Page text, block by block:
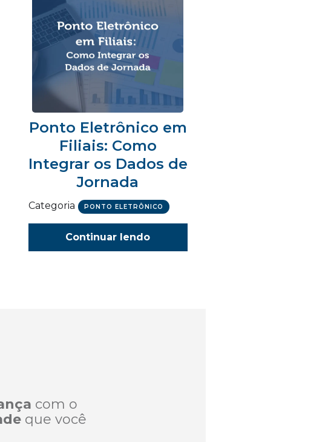
Ponto Eletrônico em
Filiais: Como
Integrar os Dados de
Jornada
Categoria PONTO ELETRÔNICO
Continuar lendo
com o
que você